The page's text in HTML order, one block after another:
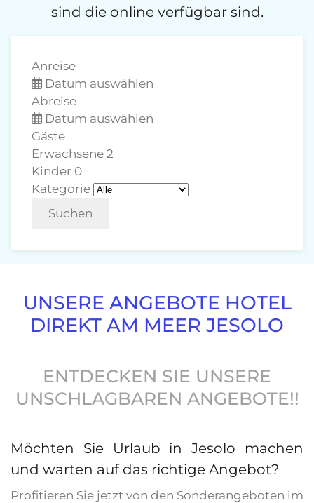
sind die online verfügbar sind.
Anreise
Datum auswählen
Abreise
Datum auswählen
Gäste
Erwachsene 2
Kinder 0
Kategorie
Suchen
UNSERE ANGEBOTE HOTEL
DIREKT AM MEER JESOLO
ENTDECKEN SIE UNSERE
UNSCHLAGBAREN ANGEBOTE!!
Möchten Sie Urlaub in Jesolo machen
und warten auf das richtige Angebot?
Profitieren Sie jetzt von den Sonderangeboten im